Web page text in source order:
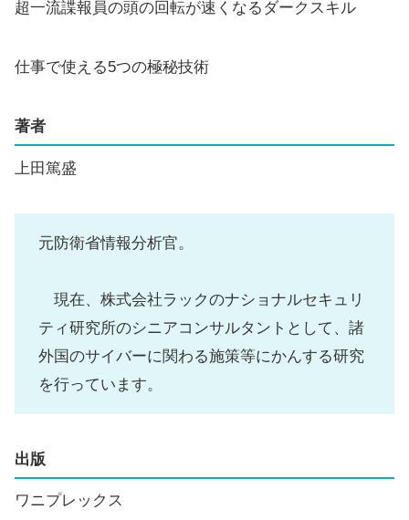
超一流諜報員の頭の回転が速くなるダークスキル
仕事で使える5つの極秘技術
著者
上田篤盛
元防衛省情報分析官。
現在、株式会社ラックのナショナルセキュリ
ティ研究所のシニアコンサルタントとして、諸
外国のサイバーに関わる施策等にかんする研究
を行っています。
出版
ワニプレックス